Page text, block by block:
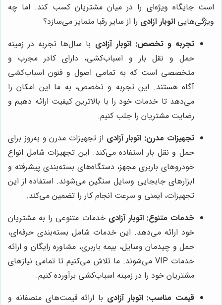
است جایگاه ویژه‌ای را در میان مشتریان کسب کند. اما چه
ویژگی‌هایی اتوبار آزادی را از سایر رقبا متمایز می‌سازد؟
تجربه و تخصص: اتوبار آزادی با سال‌ها تجربه در زمینه
حمل و نقل بار و اسباب‌کشی، دارای کادر مجرب و
متخصصی است که به تمامی اصول و فنون اسباب‌کشی
آگاه هستند. این تجربه و تخصص، به ما این امکان را
می‌دهد تا خدمات خود را با بالاترین کیفیت ارائه دهیم و
رضایت مشتریان را جلب کنیم.
تجهیزات مدرن: اتوبار آزادی از تجهیزات مدرن و به‌روز برای
حمل و نقل بار استفاده می‌کند. این تجهیزات شامل انواع
خودروهای باربری مجهز، دستگاه‌های بسته‌بندی پیشرفته و
ابزارهای جابجایی وسایل سنگین می‌شوند. استفاده از این
تجهیزات، ایمنی و سرعت انجام کار را تضمین می‌کند.
خدمات متنوع: اتوبار آزادی خدمات متنوعی را به مشتریان
خود ارائه می‌دهد. این خدمات شامل بسته‌بندی حرفه‌ای،
حمل و چیدمان وسایل، بیمه باربری، مشاوره رایگان و ارائه
خدمات VIP می‌شوند. ما تلاش می‌کنیم تا تمامی نیازهای
مشتریان خود را در زمینه اسباب‌کشی برآورده کنیم.
قیمت مناسب: اتوبار آزادی با ارائه قیمت‌های منصفانه و